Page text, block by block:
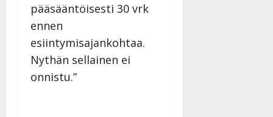
pääsääntöisesti 30 vrk
ennen
esiintymisajankohtaa.
Nythän sellainen ei
onnistu.”